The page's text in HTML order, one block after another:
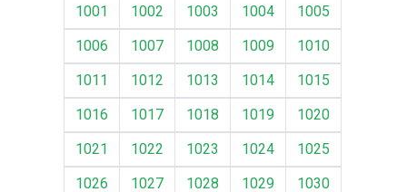
1001
1002 1003 1004
1005
1006
1007 1008 1009
1010
1011
1012 1013 1014
1015
1016
1017 1018 1019
1020
1021
1022 1023 1024
1025
1026
1027 1028 1029 1030